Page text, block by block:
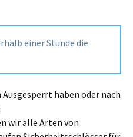
einer Stunde die
haben oder nach
wir alle Arten von